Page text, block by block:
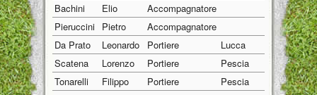
Bachini
Elio Accompagnatore
01/01/1970
Pieruccini Pietro Accompagnatore
01/01/1970
Da Prato
Leonardo Portiere Lucca
17/01/2001
Scatena
Lorenzo Portiere Pescia
26/04/2001
Tonarelli
Filippo Portiere Pescia
02/01/2001